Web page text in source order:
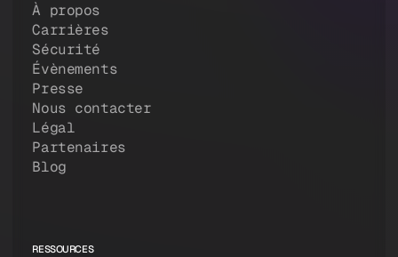
À propos
Carrières
Sécurité
Évènements
Presse
Nous contacter
Légal
Partenaires
Blog
RESSOURCES